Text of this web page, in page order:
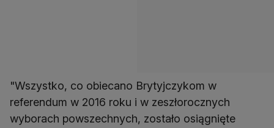
"Wszystko, co obiecano Brytyjczykom w
referendum w 2016 roku i w zeszłorocznych
wyborach powszechnych, zostało osiągnięte